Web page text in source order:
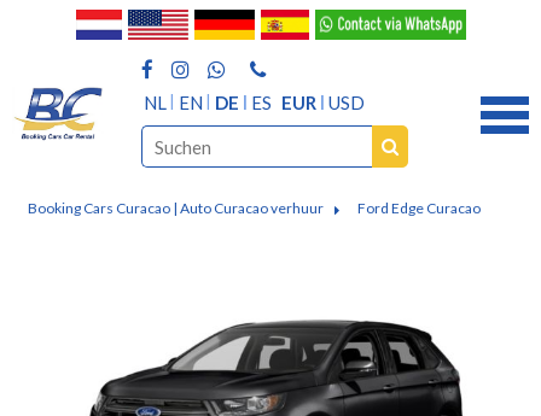
NL EN DE ES EUR USD
Booking Cars Curacao | Auto Curacao verhuur Ford Edge Curacao